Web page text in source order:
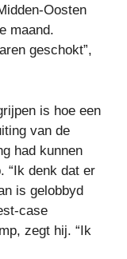
Oosten
maand.
geschokt”,
is hoe een
van de
had kunnen
“Ik denk dat er
is gelobbyd
case
zegt hij. “Ik